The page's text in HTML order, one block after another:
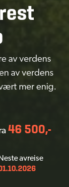
av verdens
av verdens
mer enig.
46 500,-
avreise